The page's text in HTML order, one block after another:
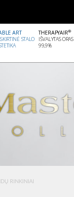
ART
STALO
THERAPYAIR®
IŠVALYTAS ORAS
99,9%
RINKINIAI